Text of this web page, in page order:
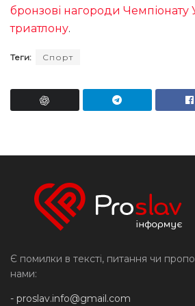
бронзові нагороди Чемпіонату
триатлону.
Теги: Спорт
Є помилки в тексті, питання чи
нами:
- proslav.info@gmail.com